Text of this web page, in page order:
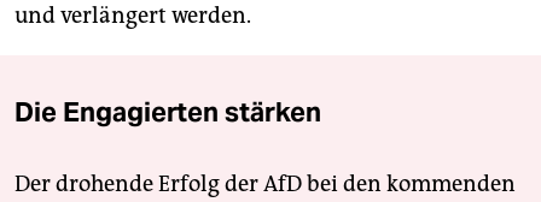
und verlängert werden.
Die Engagierten stärken
Der drohende Erfolg der AfD bei den kommenden